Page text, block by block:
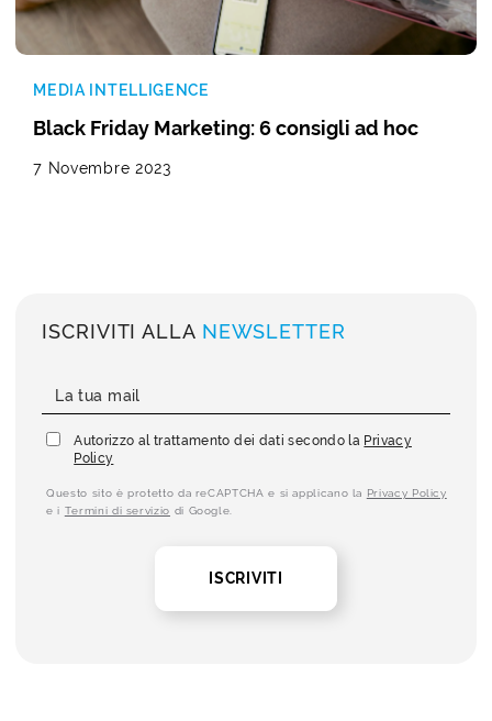
MEDIA INTELLIGENCE
Black Friday Marketing: 6 consigli ad hoc
7 Novembre 2023
ISCRIVITI ALLA NEWSLETTER
Autorizzo al trattamento dei dati secondo la Privacy
Policy
Questo sito è protetto da reCAPTCHA e si applicano la Privacy Policy
e i Termini di servizio di Google.
ISCRIVITI